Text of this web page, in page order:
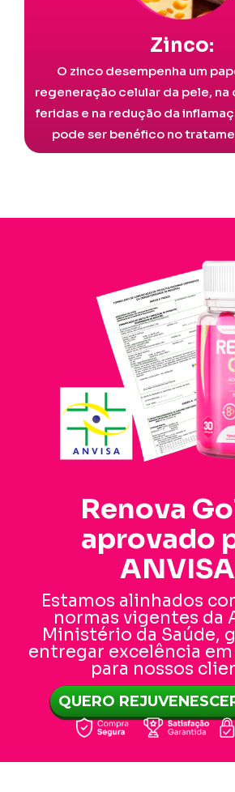
Zinco:
O zinco desempenha um
regeneração celular da pele,
feridas e na redução da
pode ser benéfico no
Renova
aprovado
Estamos alinhados
normas vigentes da
Ministério da Saúde,
entregar excelência
para nossos
QUERO